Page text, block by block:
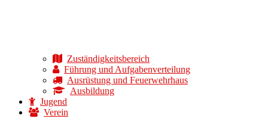
Zuständigkeitsbereich
Führung und Aufgabenverteilung
Ausrüstung und Feuerwehrhaus
Ausbildung
Jugend
Verein